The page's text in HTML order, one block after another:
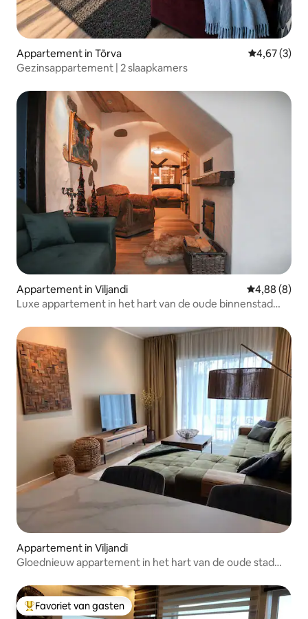
Appartement in Tõrva
4,67 (3)
Gezinsappartement | 2 slaapkamers
Appartement in Viljandi Gemiddelde
4,88 (8)
Luxe appartement in het hart van de oude binnenstad
Appartement in Viljandi
Gloednieuw appartement in het hart van de oude stad
Topfavoriet van gasten
Favoriet van gasten